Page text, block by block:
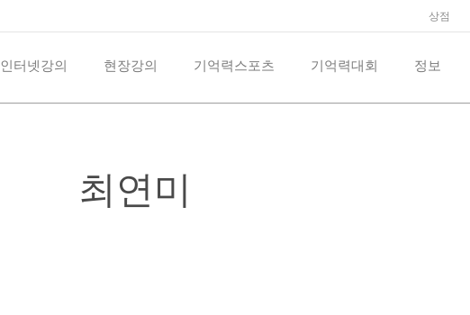
상점
인터넷강의 현장강의 기억력스포츠 기억력대회 정보
최연미